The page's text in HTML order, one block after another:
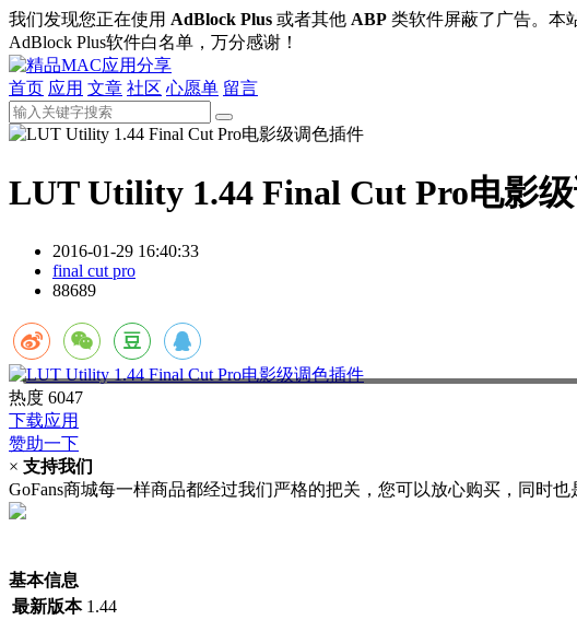
我们发现您正在使用 AdBlock Plus 或者其他 ABP 类软件屏蔽了广告。本
AdBlock Plus软件白名单，万分感谢！
首页 应用 文章 社区 心愿单 留言
LUT Utility 1.44 Final Cut Pro电影
2016-01-29 16:40:33
final cut pro
88689
热度 6047
下载应用
赞助一下
× 支持我们
GoFans商城每一样商品都经过我们严格的把关，您可以放心购买，同时也
基本信息
最新版本 1.44